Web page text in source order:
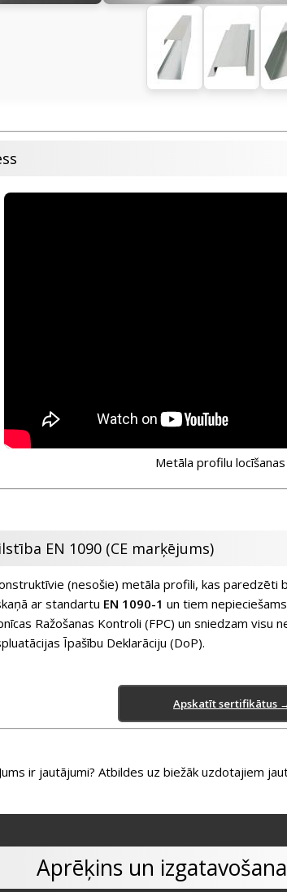
Metāla profilu
EN 1090 (CE marķējums)
(nesošie) metāla profili, kas paredzēti
ar standartu EN 1090-1 un tiem nepieciešams
Ražošanas Kontroli (FPC) un sniedzam visu
Īpašību Deklarāciju (DoP).
Apskatīt sertifikātus
Jums ir jautājumi? Atbildes uz biežāk uzdotajiem
Aprēķins un izgatavošana